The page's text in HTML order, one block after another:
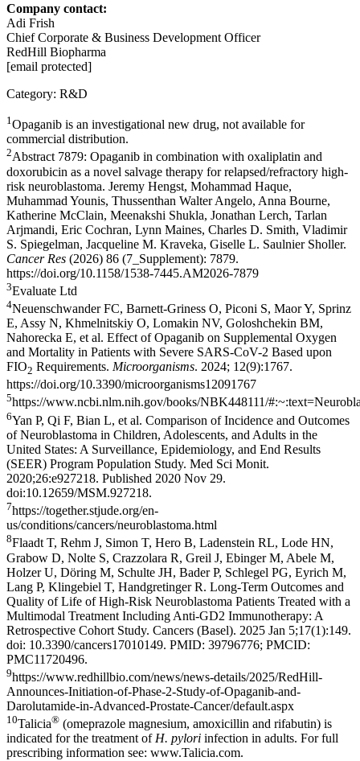
Company contact:
Adi Frish
Chief Corporate & Business Development Officer
RedHill Biopharma
[email protected]
Category: R&D
1 Opaganib is an investigational new drug, not available for
commercial distribution.
2Abstract 7879: Opaganib in combination with oxaliplatin and
doxorubicin as a novel salvage therapy for relapsed/refractory high-
risk neuroblastoma. Jeremy Hengst, Mohammad Haque,
Muhammad Younis, Thussenthan Walter Angelo, Anna Bourne,
Katherine McClain, Meenakshi Shukla, Jonathan Lerch, Tarlan
Arjmandi, Eric Cochran, Lynn Maines, Charles D. Smith, Vladimir
S. Spiegelman, Jacqueline M. Kraveka, Giselle L. Saulnier Sholler.
Cancer Res (2026) 86 (7_Supplement): 7879.
https://doi.org/10.1158/1538-7445.AM2026-7879
3Evaluate Ltd
4Neuenschwander FC, Barnett-Griness O, Piconi S, Maor Y, Sprinz
E, Assy N, Khmelnitskiy O, Lomakin NV, Goloshchekin BM,
Nahorecka E, et al. Effect of Opaganib on Supplemental Oxygen
and Mortality in Patients with Severe SARS-CoV-2 Based upon
FIO2 Requirements. Microorganisms. 2024; 12(9):1767.
https://doi.org/10.3390/microorganisms12091767
5https://www.ncbi.nlm.nih.gov/books/NBK448111/
6Yan P, Qi F, Bian L, et al. Comparison of Incidence and Outcomes
of Neuroblastoma in Children, Adolescents, and Adults in the
United States: A Surveillance, Epidemiology, and End Results
(SEER) Program Population Study. Med Sci Monit.
2020;26:e927218. Published 2020 Nov 29.
doi:10.12659/MSM.927218.
7https://together.stjude.org/en-
us/conditions/cancers/neuroblastoma.html
8Flaadt T, Rehm J, Simon T, Hero B, Ladenstein RL, Lode HN,
Grabow D, Nolte S, Crazzolara R, Greil J, Ebinger M, Abele M,
Holzer U, Döring M, Schulte JH, Bader P, Schlegel PG, Eyrich M,
Lang P, Klingebiel T, Handgretinger R. Long-Term Outcomes and
Quality of Life of High-Risk Neuroblastoma Patients Treated with a
Multimodal Treatment Including Anti-GD2 Immunotherapy: A
Retrospective Cohort Study. Cancers (Basel). 2025 Jan 5;17(1):149.
doi: 10.3390/cancers17010149. PMID: 39796776; PMCID:
PMC11720496.
9https://www.redhillbio.com/news/news-details/2025/RedHill-
Announces-Initiation-of-Phase-2-Study-of-Opaganib-and-
Darolutamide-in-Advanced-Prostate-Cancer/default.aspx
10Talicia® (omeprazole magnesium, amoxicillin and rifabutin) is
indicated for the treatment ofH. pylori infection in adults. For full
prescribing information see: www.Talicia.com.